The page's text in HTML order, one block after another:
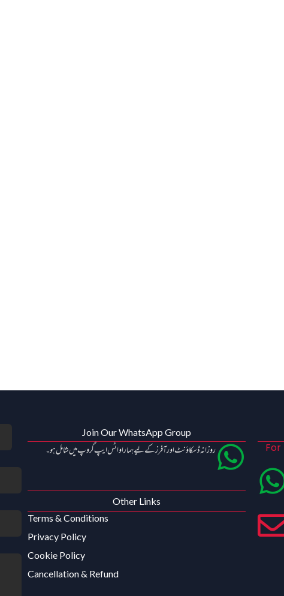
Join Our WhatsApp Group
روزانہ ڈسکاؤنٹ اور آفرز کے لیے ہمارا واٹس ایپ گروپ میں شامل ہو۔
Other Links
Terms & Conditions
Privacy Policy
Cookie Policy
Cancellation & Refund